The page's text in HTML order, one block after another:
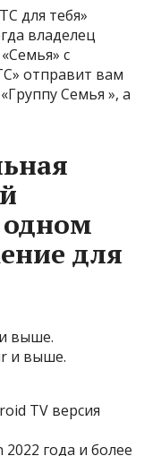
для тебя»
владелец
с
отправит вам
Семья », а
одном
для
выше.
и выше.
TV версия
года и более